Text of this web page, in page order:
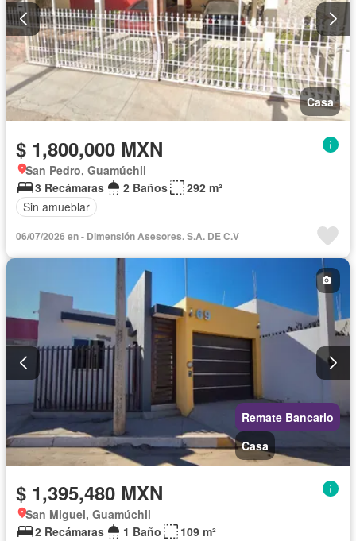
Casa
$ 1,800,000 MXN
San Pedro, Guamúchil
3 Recámaras
2 Baños
292 m²
Sin amueblar
06/07/2026 en - Dimensión Asesores. S.A. DE C.V
Remate Bancario
Casa
$ 1,395,480 MXN
San Miguel, Guamúchil
2 Recámaras
1 Baño
109 m²